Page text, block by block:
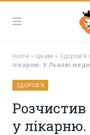
Home » Цікаве » Здоров'я
лікарню. У Львові
ЗДОРОВ'Я
Розчистив
у